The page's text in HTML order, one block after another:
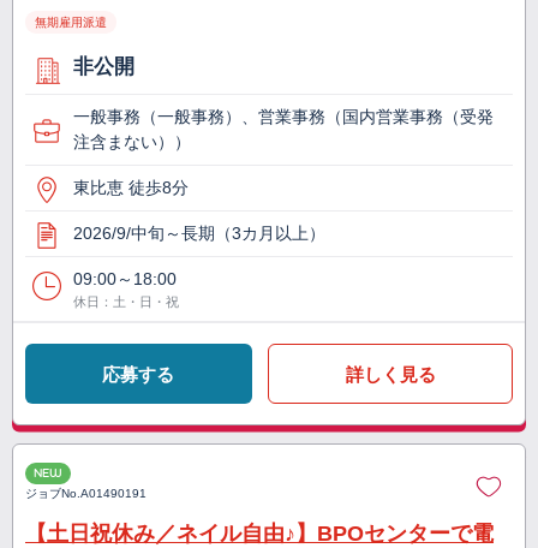
無期雇用派遣
非公開
一般事務（一般事務）、営業事務（国内営業事務（受発
注含まない））
東比恵 徒歩8分
2026/9/中旬～長期（3カ月以上）
09:00～18:00
休日：土・日・祝
応募する 詳しく見る
NEW
ジョブNo.A01490191
【土日祝休み／ネイル自由♪】BPOセンターで電